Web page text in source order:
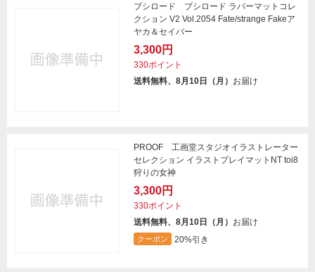
ブシロード ブシロード ラバーマットコレ
クション V2 Vol.2054 Fate/strange Fakeア
ヤカ＆セイバー
3,300円
330ポイント
送料無料、8月10日（月） お届け
PROOF 工画堂スタジオイラストレーター
セレクション イラストプレイマットNT toi8
狩りの女神
3,300円
330ポイント
送料無料、8月10日（月） お届け
クーポン 20%引き